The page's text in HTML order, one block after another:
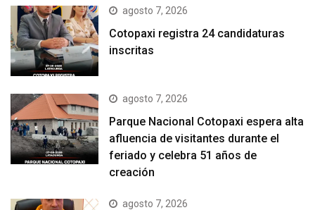
agosto 7, 2026
Cotopaxi registra 24 candidaturas
inscritas
agosto 7, 2026
Parque Nacional Cotopaxi espera alta
afluencia de visitantes durante el
feriado y celebra 51 años de
creación
agosto 7, 2026